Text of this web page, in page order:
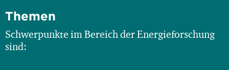
Themen
Schwerpunkte im Bereich der Energieforschung
sind: